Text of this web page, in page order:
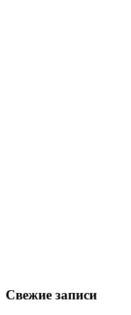
Свежие записи